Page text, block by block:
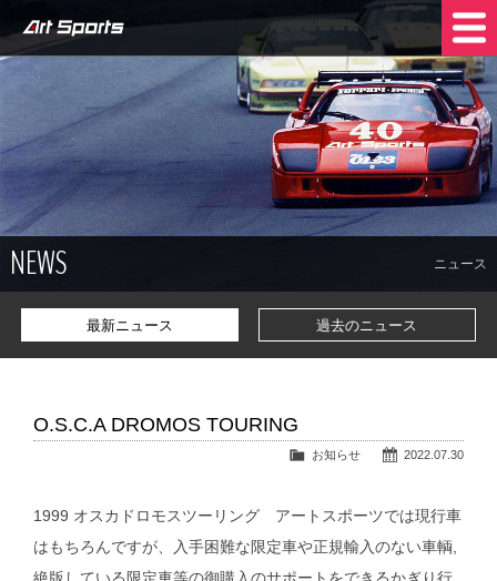
NEWS
STOCK CARS
SHOP INFO
COMPANY
NEWS ニュース
最新ニュース 過去のニュース
O.S.C.A DROMOS TOURING
2022.07.30
お知らせ
1999 オスカドロモスツーリング アートスポーツでは現行車
はもちろんですが、入手困難な限定車や正規輸入のない車輌,